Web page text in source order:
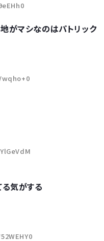
がマシなのはパトリック
気がする